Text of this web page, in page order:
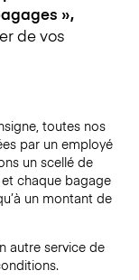
»,
de vos
toutes nos
par un employé
un scellé de
chaque bagage
un montant de
autre service de